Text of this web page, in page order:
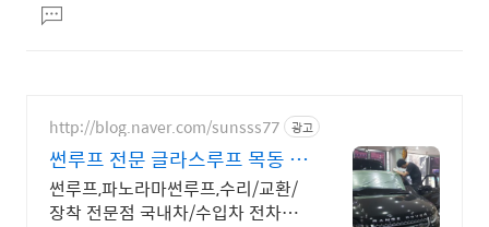
문댓
글
http://blog.naver.com/sunsss77 광고
썬루프 전문 글라스루프 목동 본
점
썬루프,파노라마썬루프,수리/교환/
장착 전문점 국내차/수입차 전차종